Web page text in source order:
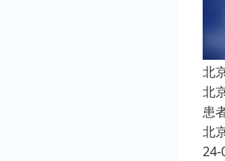
北
北
患
北
24-